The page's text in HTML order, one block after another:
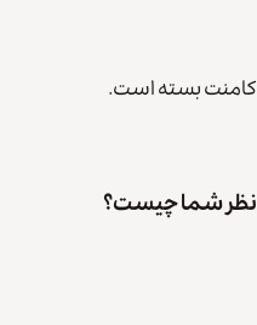
کامنت بسته است.
نظر شما چیست؟